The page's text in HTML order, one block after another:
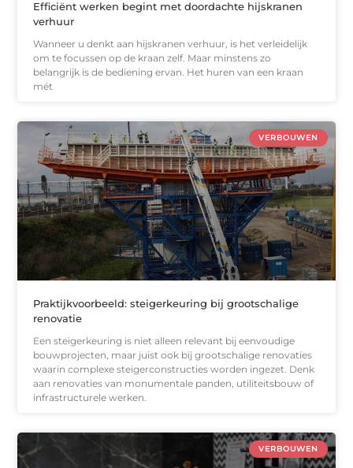
Efficiënt werken begint met doordachte hijskranen
verhuur
Wanneer u denkt aan hijskranen verhuur, is het verleidelijk
om te focussen op de kraan zelf. Maar minstens zo
belangrijk is de bediening ervan. Het huren van een kraan
mét
VERBOUWEN
Praktijkvoorbeeld: steigerkeuring bij grootschalige
renovatie
Een steigerkeuring is niet alleen relevant bij eenvoudige
bouwprojecten, maar juist ook bij grootschalige renovaties
waarin complexe steigerconstructies worden ingezet. Denk
aan renovaties van monumentale panden, utiliteitsbouw of
infrastructurele werken.
VERBOUWEN